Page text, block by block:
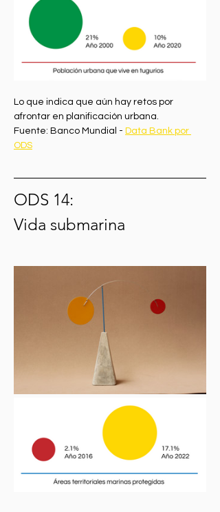
Lo que indica que aún hay retos por
afrontar en planificación urbana.
Fuente: Banco Mundial - Data Bank por
ODS
ODS 14:
Vida submarina